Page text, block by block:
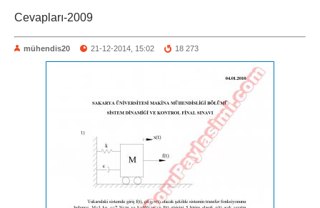
Cevapları-2009
mühendis20 21-12-2014, 15:02 18 273